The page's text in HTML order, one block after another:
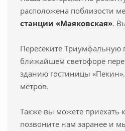
расположена поблизости
станции «Маяковская».
Пересеките Триумфальную
ближайшем светофоре
зданию гостиницы
метров.
Также вы можете приехать
позвоните нам заранее и